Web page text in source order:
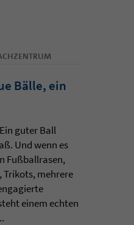
Bälle, ein
guter Ball
Und wenn es
Fußballrasen,
mehrere
einem echten